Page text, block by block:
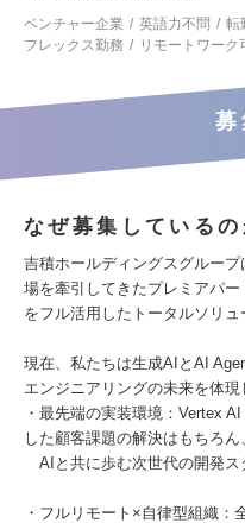
ベンチャー企業
英語力不問 転
フレックス勤務
リモートワーク
募
なぜ募集しているの
吉積ホールディングスグルー
場を牽引してきたプレミアパ
をフル活用したトータルソリュ
現在、私たちは生成AIとAI
エンジニアリングの未来を体現
・最先端の実装環境：Vertex
した顧客課題の解決はもちろ
AIと共に歩む次世代の開発ス
・フルリモート×自律型組織：